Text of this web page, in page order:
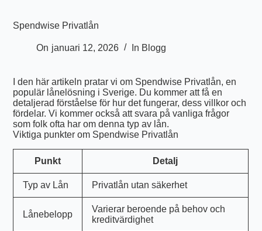
Spendwise Privatlån
On januari 12, 2026 In Blogg
I den här artikeln pratar vi om Spendwise Privatlån, en
populär lånelösning i Sverige. Du kommer att få en
detaljerad förståelse för hur det fungerar, dess villkor och
fördelar. Vi kommer också att svara på vanliga frågor
som folk ofta har om denna typ av lån.
Viktiga punkter om Spendwise Privatlån
Punkt Detalj
Typ av Lån Privatlån utan säkerhet
Lånebelopp
Varierar beroende på behov och
kreditvärdighet